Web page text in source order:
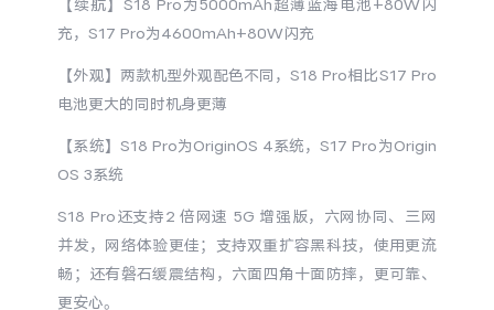
【续航】S18 Pro为5000mAh超薄蓝海电池+80W闪
充，S17 Pro为4600mAh+80W闪充
【外观】两款机型外观配色不同，S18 Pro相比S17 Pro
电池更大的同时机身更薄
【系统】 S18 Pro为OriginOS 4系统，S17 Pro为Origin
OS 3系统
S18 Pro还支持2 倍网速 5G 增强版，六网协同、三网
并发，网络体验更佳；支持双重扩容黑科技，使用更流
畅；还有磐石缓震结构，六面四角十面防摔，更可靠、
更安心。